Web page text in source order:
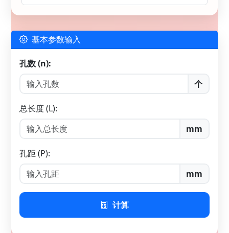
基本参数输入
孔数 (n):
个
总长度 (L):
mm
孔距 (P):
mm
计算